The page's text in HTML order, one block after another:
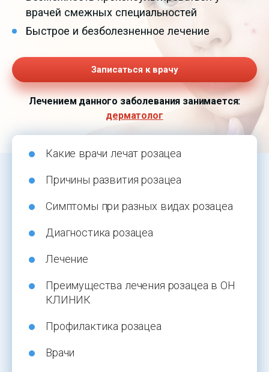
врачей смежных специальностей
Быстрое и безболезненное лечение
Записаться к врачу
Лечением данного заболевания занимается:
дерматолог
Какие врачи лечат розацеа
Причины развития розацеа
Симптомы при разных видах розацеа
Диагностика розацеа
Лечение
Преимущества лечения розацеа в ОН
КЛИНИК
Профилактика розацеа
Врачи